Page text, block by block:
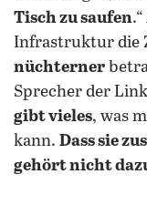
Tisch zu saufen
Infrastruktur die
nüchterner
Sprecher der
gibt vieles, was
kann. Dass sie
gehört nicht